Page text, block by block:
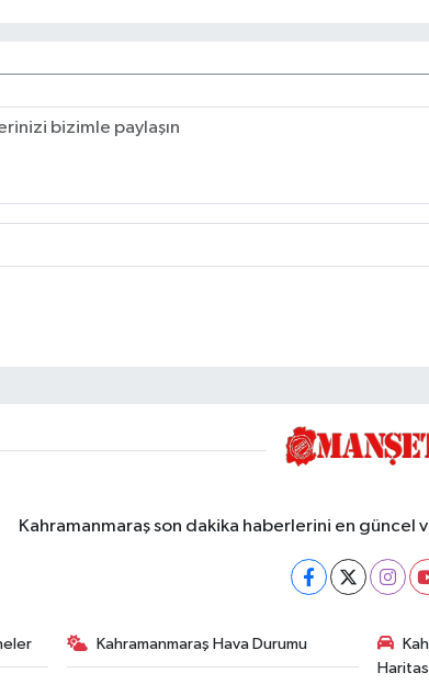
Kahramanmaraş son dakika haberlerini en güncel
Kahramanmaraş Hava Durumu